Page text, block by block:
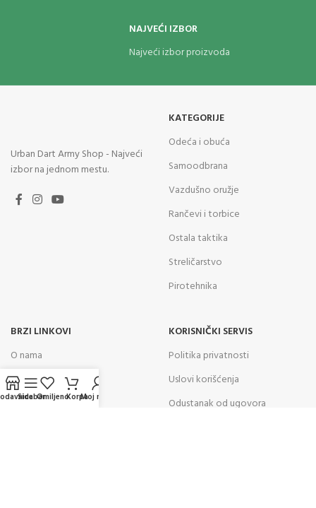
NAJVEĆI IZBOR
Najveći izbor proizvoda
Urban Dart Army Shop - Najveći
izbor na jednom mestu.
KATEGORIJE
Odeća i obuća
Samoodbrana
Vazdušno oružje
Rančevi i torbice
Ostala taktika
Streličarstvo
Pirotehnika
BRZI LINKOVI
O nama
Kontakt
Prodavnica
KORISNIČKI SERVIS
Politika privatnosti
Uslovi korišćenja
Odustanak od ugovora
SidebarOmiljenoKorpaMoj nalog